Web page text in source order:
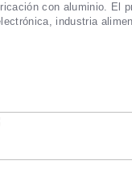
con aluminio. El
industria